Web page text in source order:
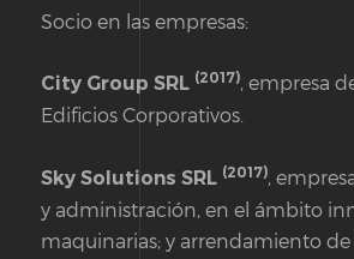
Socio en las empresas:
City Group SRL (2017), empresa
Edificios Corporativos.
Sky Solutions SRL (2017),
y administración, en el ámbito
maquinarias; y arrendamiento de